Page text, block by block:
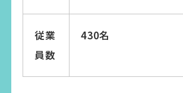
従業
員数
430名